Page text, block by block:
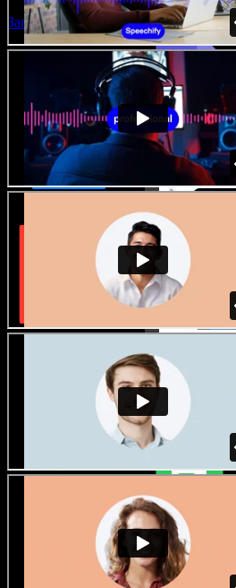
Запустити Studio
Великий вибір
голосів з будь-